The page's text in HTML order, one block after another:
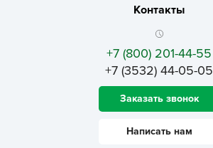
Контакты
+7 (800) 201-44-55
+7 (3532) 44-05-05
Заказать звонок
Написать нам